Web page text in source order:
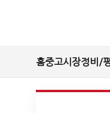
홈중고시장정비/